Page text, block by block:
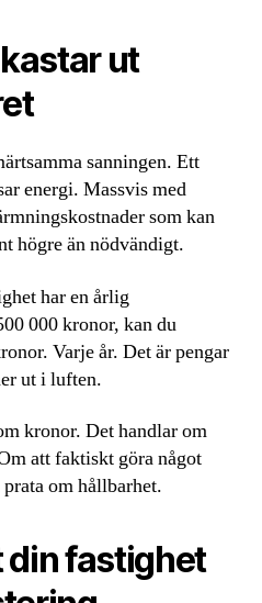
ut
sanningen. Ett
energi. Massvis med
som kan
högre än nödvändigt.
har en årlig
000 kronor, kan du
Varje år. Det är pengar
ut i luften.
kronor. Det handlar om
att faktiskt göra något
om hållbarhet.
din fastighet